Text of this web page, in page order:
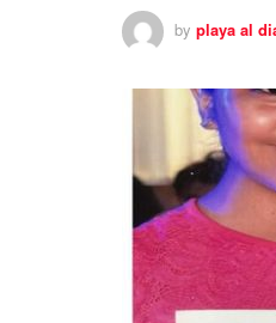
by playa al